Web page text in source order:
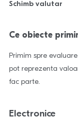
Schimb valutar
Ce obiecte
Primim spre
pot reprezenta
fac parte.
Electronice